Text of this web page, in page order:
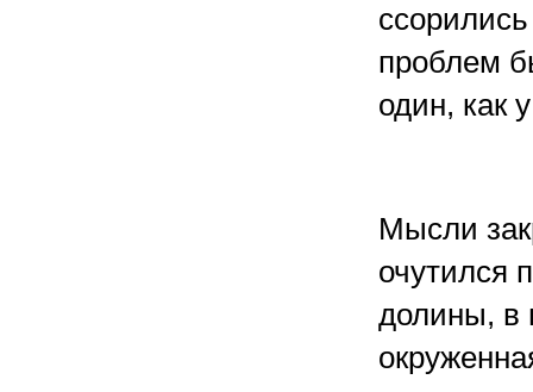
проблем
один, как
Мысли
очутился
долины, в